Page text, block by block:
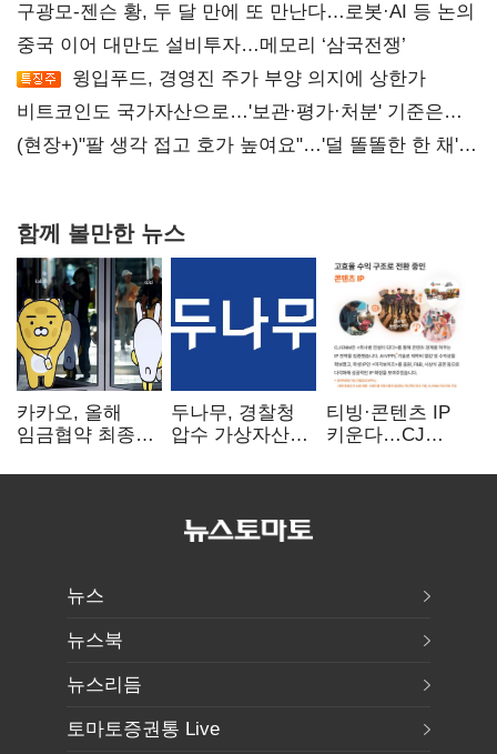
구광모-젠슨 황, 두 달 만에 또 만난다…로봇·AI 등 논의
중국 이어 대만도 설비투자…메모리 ‘삼국전쟁’
윙입푸드, 경영진 주가 부양 의지에 상한가
비트코인도 국가자산으로…'보관·평가·처분' 기준은
숙제
(현장+)"팔 생각 접고 호가 높여요"…'덜 똘똘한 한 채'
함께 볼만한 뉴스
카카오, 올해
임금협약 최종
인상·격려금
두나무, 경찰청
압수 가상자산
커스터디 사업
티빙·콘텐츠 IP
키운다…CJ
글로벌 확장 가속
뉴스
뉴스북
뉴스리듬
토마토증권통 Live